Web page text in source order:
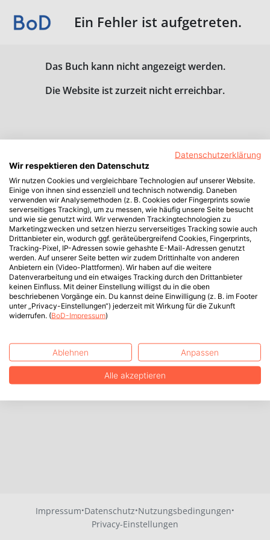
Ein Fehler ist aufgetreten.
Das Buch kann nicht angezeigt werden.
Die Website ist zurzeit nicht erreichbar.
Impressum·Datenschutz·Nutzungsbedingungen·
Privacy-Einstellungen
Datenschutzerklärung
Wir respektieren den Datenschutz
Wir nutzen Cookies und vergleichbare Technologien auf unserer Website.
Einige von ihnen sind essenziell und technisch notwendig. Daneben
verwenden wir Analysemethoden (z. B. Cookies oder Fingerprints sowie
serverseitiges Tracking), um zu messen, wie häufig unsere Seite besucht
und wie sie genutzt wird. Wir verwenden Trackingtechnologien zu
Marketingzwecken und setzen hierzu serverseitiges Tracking sowie auch
Drittanbieter ein, wodurch ggf. geräteübergreifend Cookies, Fingerprints,
Tracking-Pixel, IP-Adressen sowie gehashte E-Mail-Adressen genutzt
werden. Auf unserer Seite betten wir zudem Drittinhalte von anderen
Anbietern ein (Video-Plattformen). Wir haben auf die weitere
Datenverarbeitung und ein etwaiges Tracking durch den Drittanbieter
keinen Einfluss. Mit deiner Einstellung willigst du in die oben
beschriebenen Vorgänge ein. Du kannst deine Einwilligung (z. B. im Footer
unter „Privacy-Einstellungen“) jederzeit mit Wirkung für die Zukunft
widerrufen. (BoD-Impressum)
Ablehnen Anpassen
Alle akzeptieren